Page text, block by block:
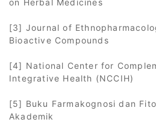
[3] Journal of
Bioactive Compounds
[4] National Center for
Integrative Health (NCCIH)
[5] Buku Farmakognosi dan
Akademik